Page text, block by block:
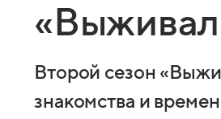
Второй сезон
знакомства и